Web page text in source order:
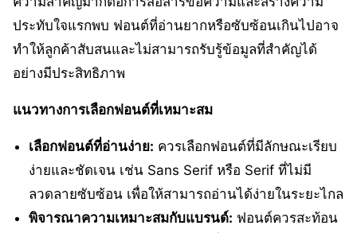
ประทับใจแรกพบ ฟอนต์ที่อ่านยากหรือซับซ้อนเกินไปอาจ
ทำให้ลูกค้าสับสนและไม่สามารถรับรู้ข้อมูลที่สำคัญได้
อย่างมีประสิทธิภาพ
แนวทางการเลือกฟอนต์ที่เหมาะสม
เลือกฟอนต์ที่อ่านง่าย: ควรเลือกฟอนต์ที่มีลักษณะเรียบ
ง่ายและชัดเจน เช่น Sans Serif หรือ Serif ที่ไม่มี
ลวดลายซับซ้อน เพื่อให้สามารถอ่านได้ง่ายในระยะไกล
พิจารณาความเหมาะสมกับแบรนด์: ฟอนต์ควรสะท้อน